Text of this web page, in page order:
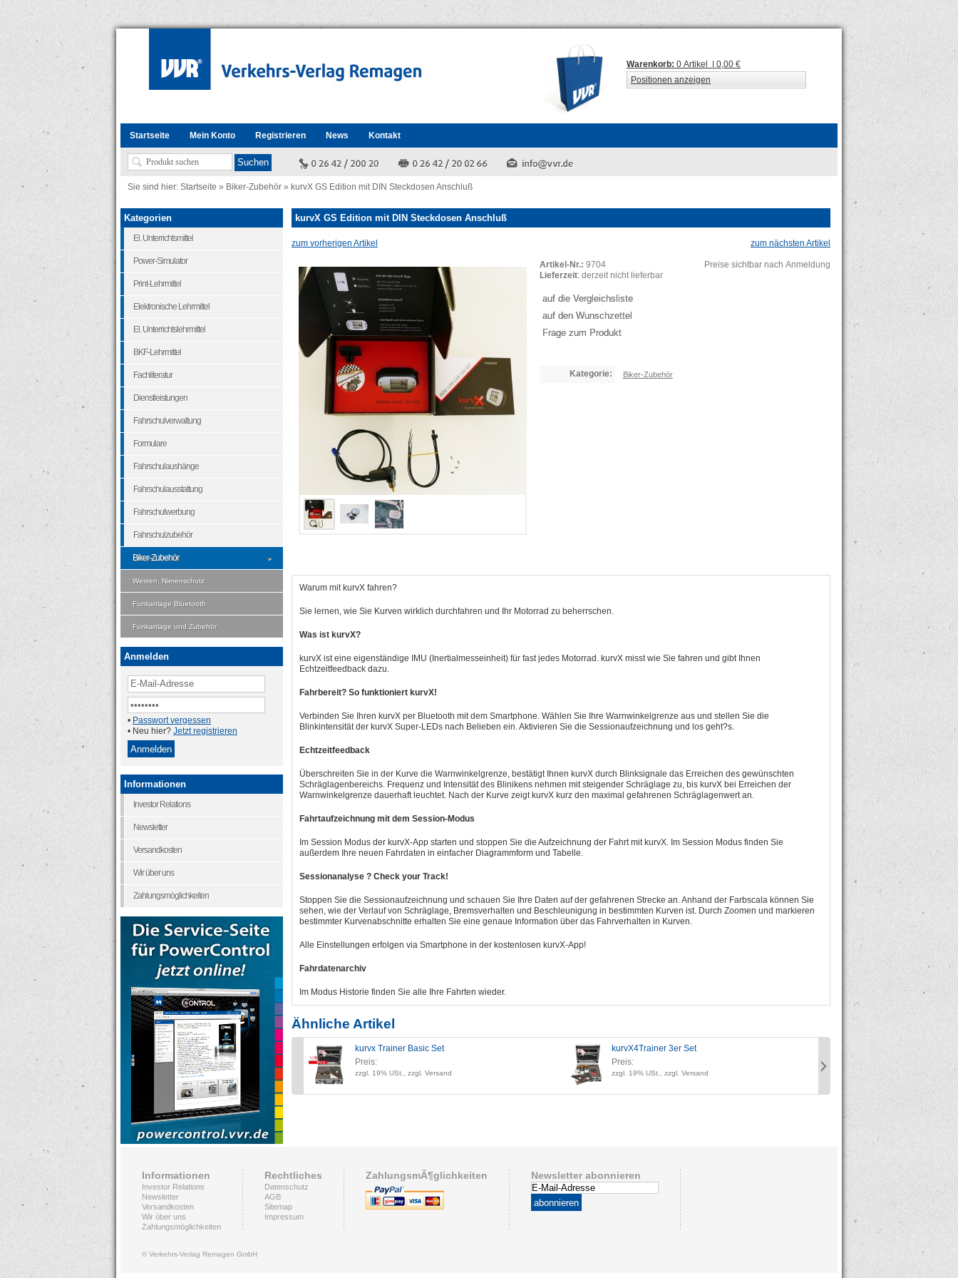
Warenkorb: 0 Artikel | 0,00 €
Positionen anzeigen
Startseite Mein Konto Registrieren News Kontakt
Sie sind hier: Startseite » Biker-Zubehör » kurvX GS Edition mit DIN Steckdosen Anschluß
kurvX GS Edition mit DIN Steckdosen Anschluß
zum vorherigen Artikel zum nächsten Artikel
Artikel-Nr.: 9704
Lieferzeit: derzeit nicht lieferbar
auf die Vergleichsliste
auf den Wunschzettel
Frage zum Produkt
Preise sichtbar nach Anmeldung
Kategorie: Biker-Zubehör
Warum mit kurvX fahren?
Sie lernen, wie Sie Kurven wirklich durchfahren und Ihr Motorrad zu beherrschen.
Was ist kurvX?
kurvX ist eine eigenständige IMU (Inertialmesseinheit) für fast jedes Motorrad. kurvX misst wie Sie fahren und gibt Ihnen
Echtzeitfeedback dazu.
Fahrbereit? So funktioniert kurvX!
Verbinden Sie Ihren kurvX per Bluetooth mit dem Smartphone. Wählen Sie Ihre Warnwinkelgrenze aus und stellen Sie die
Blinkintensität der kurvX Super-LEDs nach Belieben ein. Aktivieren Sie die Sessionaufzeichnung und los geht?s.
Echtzeitfeedback
Überschreiten Sie in der Kurve die Warnwinkelgrenze, bestätigt Ihnen kurvX durch Blinksignale das Erreichen des gewünschten
Schräglagenbereichs. Frequenz und Intensität des Blinikens nehmen mit steigender Schräglage zu, bis kurvX bei Erreichen der
Warnwinkelgrenze dauerhaft leuchtet. Nach der Kurve zeigt kurvX kurz den maximal gefahrenen Schräglagenwert an.
Fahrtaufzeichnung mit dem Session-Modus
Im Session Modus der kurvX-App starten und stoppen Sie die Aufzeichnung der Fahrt mit kurvX. Im Session Modus finden Sie
außerdem Ihre neuen Fahrdaten in einfacher Diagrammform und Tabelle.
Sessionanalyse ? Check your Track!
Stoppen Sie die Sessionaufzeichnung und schauen Sie Ihre Daten auf der gefahrenen Strecke an. Anhand der Farbscala können Sie
sehen, wie der Verlauf von Schräglage, Bremsverhalten und Beschleunigung in bestimmten Kurven ist. Durch Zoomen und markieren
bestimmter Kurvenabschnitte erhalten Sie eine genaue Information über das Fahrverhalten in Kurven.
Alle Einstellungen erfolgen via Smartphone in der kostenlosen kurvX-App!
Fahrdatenarchiv
Im Modus Historie finden Sie alle Ihre Fahrten wieder.
Ähnliche Artikel
kurvx Trainer Basic Set
Preis:
zzgl. 19% USt., zzgl. Versand
kurvX4Trainer 3er Set
Preis:
zzgl. 19% USt., zzgl. Versand
kurvX4Trainer Add-on
zzgl. 19% USt., zzgl.
Kategorien
El. Unterrichtsmittel
Power-Simulator
Print-Lehrmittel
Elektronische Lehrmittel
El. Unterrichtslehrmittel
BKF-Lehrmittel
Fachliteratur
Dienstleistungen
Fahrschulverwaltung
Formulare
Fahrschulaushänge
Fahrschulausstattung
Fahrschulwerbung
Fahrschulzubehör
Biker-Zubehör
Westen, Nierenschutz
Funkanlage Bluetooth
Funkanlage und Zubehör
Anmelden
• Passwort vergessen
• Neu hier? Jetzt registrieren
Informationen
Investor Relations
Newsletter
Versandkosten
Wir über uns
Zahlungsmöglichkeiten
Informationen
Investor Relations
Newsletter
Versandkosten
Wir über uns
Zahlungsmöglichkeiten
Rechtliches
Datenschutz
AGB
Sitemap
Impressum
ZahlungsmÃ¶glichkeiten Newsletter abonnieren
abonnieren
© Verkehrs-Verlag Remagen GmbH